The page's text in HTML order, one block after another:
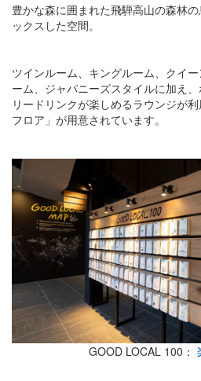
豊かな森に囲まれた飛騨高山の森林
ックスした空間。
ツインルーム、キングルーム、クイ
ーム、ジャパニーズスタイルに加え
リードリンクが楽しめるラウンジが
フロア」が用意されています。
GOOD LOCAL 100：